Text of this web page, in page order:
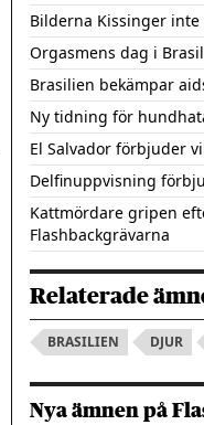
Bilderna Kissinger
Orgasmens dag i
Brasilien bekämpar
Ny tidning för
El Salvador förbjuder
Delfinuppvisning
Kattmördare gripen
Flashbackgrävarna
Relaterade
BRASILIEN DJUR
Nya ämnen på